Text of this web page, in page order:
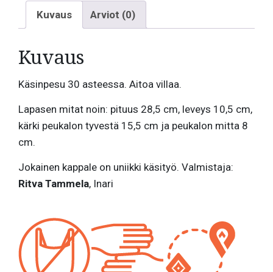
Kuvaus Arviot (0)
Kuvaus
Käsinpesu 30 asteessa. Aitoa villaa.
Lapasen mitat noin: pituus 28,5 cm, leveys 10,5 cm,
kärki peukalon tyvestä 15,5 cm ja peukalon mitta 8
cm.
Jokainen kappale on uniikki käsityö. Valmistaja:
Ritva Tammela, Inari